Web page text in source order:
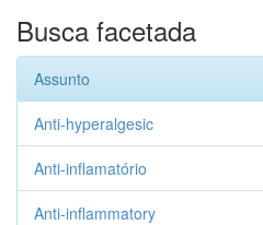
Busca facetada
Assunto
Anti-hyperalgesic
Anti-inflamatório
Anti-inflammatory